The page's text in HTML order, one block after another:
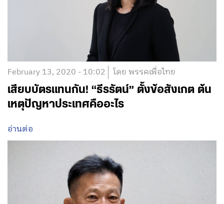
February 13, 2020 - 10:02 โดย พรรคเพื่อไทย
เสียบบัตรแทนกัน! “ธีรรัตน์” ตั้งข้อสังเกต ต้น
เหตุปัญหาประเทศคืออะไร
อ่านต่อ